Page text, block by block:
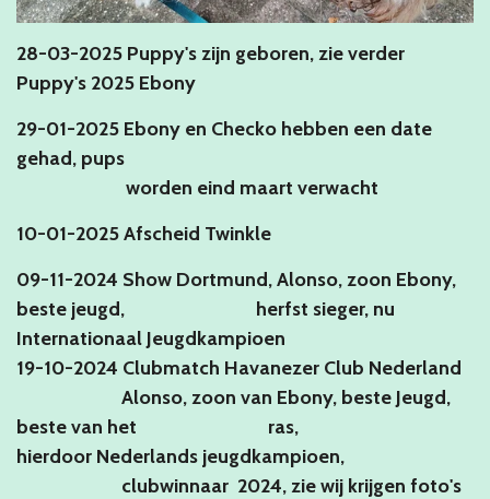
28-03-2025 Puppy's zijn geboren, zie verder
Puppy's 2025 Ebony
29-01-2025 Ebony en Checko hebben een date
gehad, pups
worden eind maart verwacht
10-01-2025 Afscheid Twinkle
09-11-2024 Show Dortmund, Alonso, zoon Ebony,
beste jeugd, herfst sieger, nu
Internationaal Jeugdkampioen
19-10-2024 Clubmatch Havanezer Club Nederland
Alonso, zoon van Ebony, beste Jeugd,
beste van het ras,
hierdoor Nederlands jeugdkampioen,
clubwinnaar 2024, zie wij krijgen foto's